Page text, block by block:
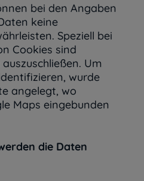
bei den Angaben
keine
Speziell bei
Cookies sind
Um
wurde
angelegt, wo
Maps eingebunden
die Daten